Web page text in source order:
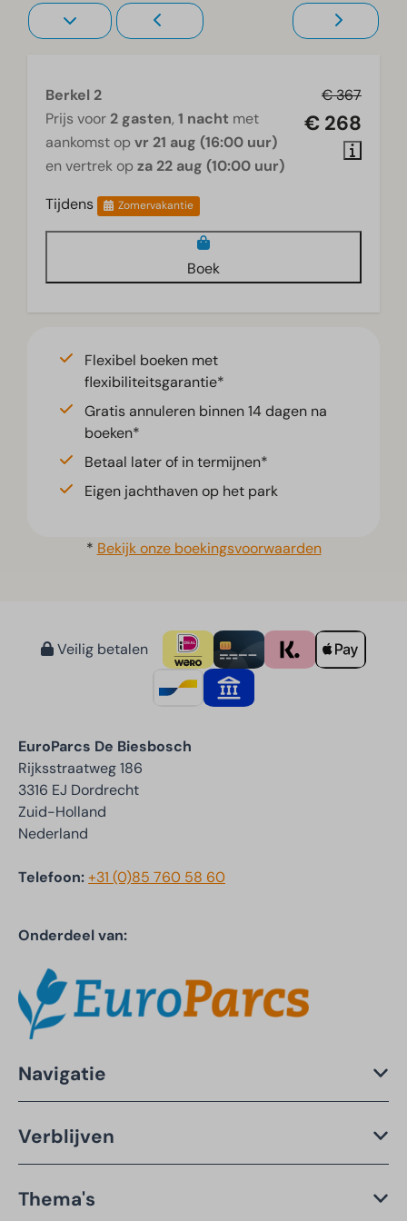
€ 367
€ 268
Berkel 2
Prijs voor 2 gasten, 1 nacht met
aankomst op vr 21 aug (16:00 uur)
en vertrek op za 22 aug (10:00 uur)
Tijdens
Zomervakantie
Boek
Flexibel boeken met
flexibiliteitsgarantie*
Gratis annuleren binnen 14 dagen na
boeken*
Betaal later of in termijnen*
Eigen jachthaven op het park
* Bekijk onze boekingsvoorwaarden
Veilig betalen
EuroParcs De Biesbosch
Rijksstraatweg 186
3316 EJ Dordrecht
Zuid-Holland
Nederland
Telefoon:+31 (0)85 760 58 60
Onderdeel van:
Navigatie
Verblijven
Thema's